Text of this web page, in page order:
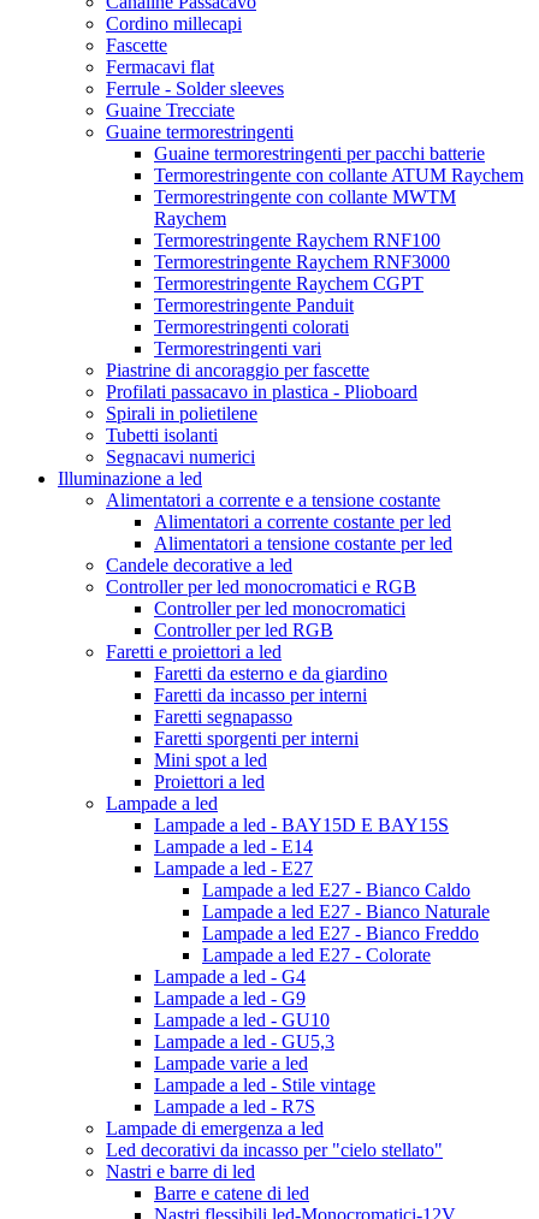
Cordino millecapi
Fascette
Fermacavi flat
Ferrule - Solder sleeves
Guaine Trecciate
Guaine termorestringenti
Guaine termorestringenti per pacchi batterie
Termorestringente con collante ATUM Raychem
Termorestringente con collante MWTM
Raychem
Termorestringente Raychem RNF100
Termorestringente Raychem RNF3000
Termorestringente Raychem CGPT
Termorestringente Panduit
Termorestringenti colorati
Termorestringenti vari
Piastrine di ancoraggio per fascette
Profilati passacavo in plastica - Plioboard
Spirali in polietilene
Tubetti isolanti
Segnacavi numerici
Illuminazione a led
Alimentatori a corrente e a tensione costante
Alimentatori a corrente costante per led
Alimentatori a tensione costante per led
Candele decorative a led
Controller per led monocromatici e RGB
Controller per led monocromatici
Controller per led RGB
Faretti e proiettori a led
Faretti da esterno e da giardino
Faretti da incasso per interni
Faretti segnapasso
Faretti sporgenti per interni
Mini spot a led
Proiettori a led
Lampade a led
Lampade a led - BAY15D E BAY15S
Lampade a led - E14
Lampade a led - E27
Lampade a led E27 - Bianco Caldo
Lampade a led E27 - Bianco Naturale
Lampade a led E27 - Bianco Freddo
Lampade a led E27 - Colorate
Lampade a led - G4
Lampade a led - G9
Lampade a led - GU10
Lampade a led - GU5,3
Lampade varie a led
Lampade a led - Stile vintage
Lampade a led - R7S
Lampade di emergenza a led
Led decorativi da incasso per "cielo stellato"
Nastri e barre di led
Barre e catene di led
Nastri flessibili led-Monocromatici-12V